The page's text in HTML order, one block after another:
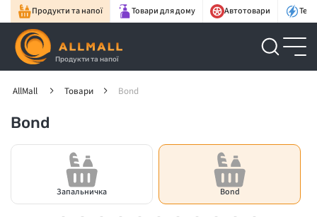
Продукти та напої Товари для дому Автотовари
Продукти та напої
AllMall Товари Bond
Bond
Запальничка Bond